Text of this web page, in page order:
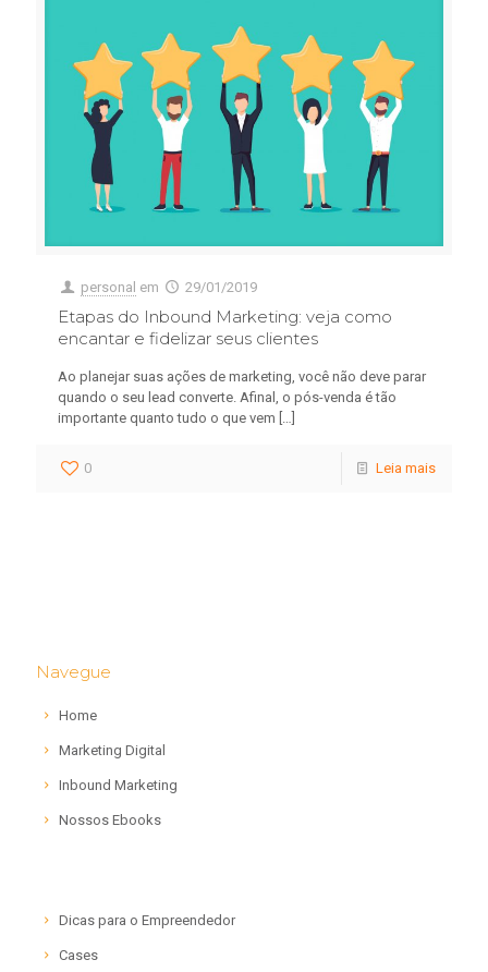
personal em 29/01/2019
Etapas do Inbound Marketing: veja como
encantar e fidelizar seus clientes
Ao planejar suas ações de marketing, você não deve parar
quando o seu lead converte. Afinal, o pós-venda é tão
importante quanto tudo o que vem […]
0 Leia mais
Navegue
Home
Marketing Digital
Inbound Marketing
Nossos Ebooks
Dicas para o Empreendedor
Cases